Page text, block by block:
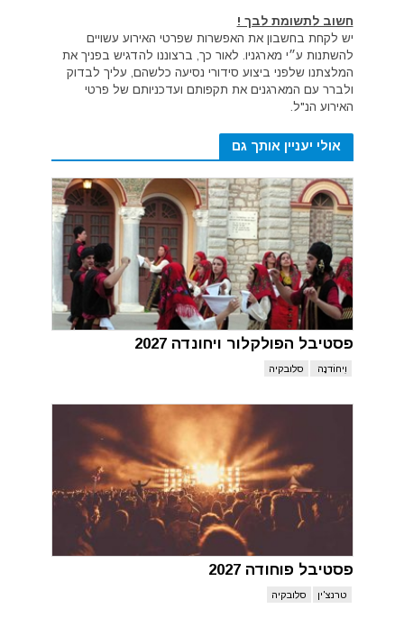
חשוב לתשומת לבך !
יש לקחת בחשבון את האפשרות שפרטי האירוע עשויים
להשתנות ע״י מארגניו. לאור כך, ברצוננו להדגיש בפניך את
המלצתנו שלפני ביצוע סידורי נסיעה כלשהם, עליך לבדוק
ולברר עם המארגנים את תקפותם ועדכניותם של פרטי
האירוע הנ"ל.
אולי יעניין אותך גם
פסטיבל הפולקלור ויחונדה 2027
וִיחוֹדנָה סלובקיה
פסטיבל פוחודה 2027
טרנצ'ין סלובקיה